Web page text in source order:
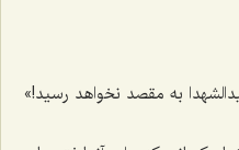
به مقصد نخواهد رسید!»